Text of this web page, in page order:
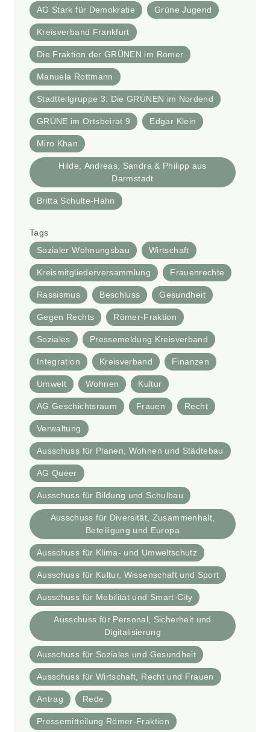
AG Stark für Demokratie Grüne Jugend
Kreisverband Frankfurt
Die Fraktion der GRÜNEN im Römer
Manuela Rottmann
Stadtteilgruppe 3: Die GRÜNEN im Nordend
GRÜNE im Ortsbeirat 9 Edgar Klein
Miro Khan
Hilde, Andreas, Sandra & Philipp aus
Darmstadt
Britta Schulte-Hahn
Tags
Sozialer Wohnungsbau
Wirtschaft
Kreismitgliederversammlung Frauenrechte
Rassismus Beschluss Gesundheit
Gegen Rechts Römer-Fraktion
Soziales Pressemeldung Kreisverband
Integration Kreisverband Finanzen
Umwelt Wohnen Kultur
AG Geschichtsraum Frauen Recht
Verwaltung
Ausschuss für Planen, Wohnen und Städtebau
AG Queer
Ausschuss für Bildung und Schulbau
Ausschuss für Diversität, Zusammenhalt,
Beteiligung und Europa
Ausschuss für Klima- und Umweltschutz
Ausschuss für Kultur, Wissenschaft und Sport
Ausschuss für Mobilität und Smart-City
Ausschuss für Personal, Sicherheit und
Digitalisierung
Ausschuss für Soziales und Gesundheit
Ausschuss für Wirtschaft, Recht und Frauen
Antrag Rede
Pressemitteilung Römer-Fraktion